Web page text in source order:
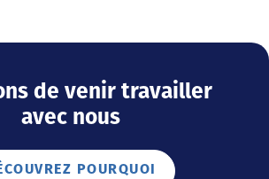
de venir travailler
avec nous
POURQUOI